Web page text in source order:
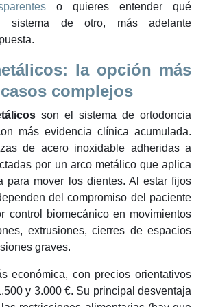
o quieres entender qué
sistema de otro, más adelante
la opción más
complejos
son el sistema de ortodoncia
más evidencia clínica acumulada.
de acero inoxidable adheridas a
por un arco metálico que aplica
para mover los dientes. Al estar fijos
del compromiso del paciente
control biomecánico en movimientos
extrusiones, cierres de espacios
graves.
económica, con precios orientativos
y 3.000 €. Su principal desventaja